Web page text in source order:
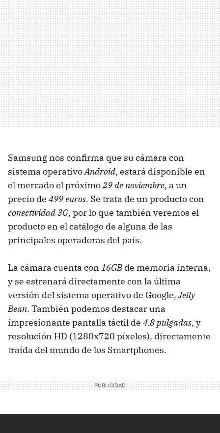
Samsung nos confirma que su cámara con
sistema operativoAndroid, estará disponible en
el mercado el próximo29 de noviembre, a un
precio de 499 euros. Se trata de un producto con
conectividad 3G, por lo que también veremos el
producto en el catálogo de alguna de las
principales operadoras del país.
La cámara cuenta con 16GB de memoria interna,
y se estrenará directamente con la última
versión del sistema operativo de Google,Jelly
Bean. También podemos destacar una
impresionante pantalla táctil de 4.8 pulgadas, y
resolución HD (1280x720 píxeles), directamente
traída del mundo de los Smartphones.